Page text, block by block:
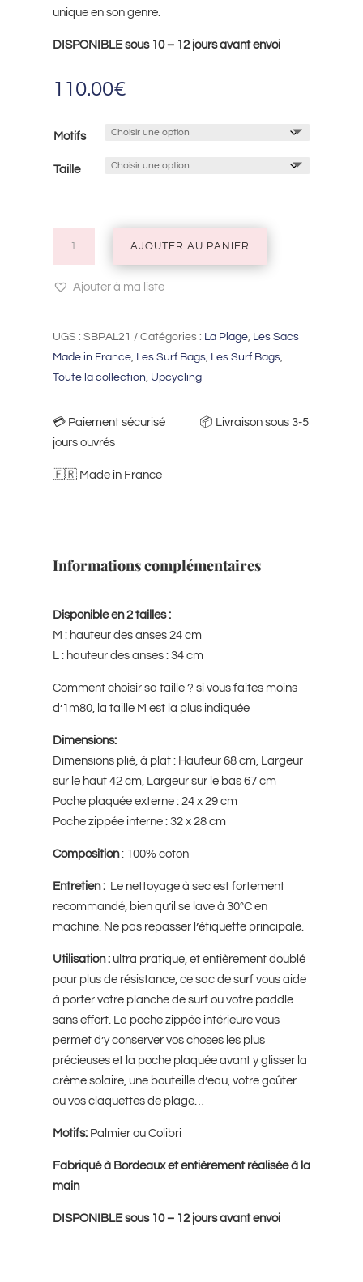
unique en son genre.
DISPONIBLE sous 10 – 12 jours avant envoi
110.00€
Motifs
Taille
sac
de
surf
AJOUTER AU PANIER
Ajouter à ma liste
UGS : SBPAL21 Catégories : La Plage, Les Sacs
Made in France, Les Surf Bags, Les Surf Bags,
Toute la collection, Upcycling
💳​ Paiement sécurisé 📦​ Livraison sous 3-5
jours ouvrés
🇫🇷 Made in France
Informations complémentaires
Disponible en 2 tailles :
M : hauteur des anses 24 cm
L : hauteur des anses : 34 cm
Comment choisir sa taille ? si vous faites moins
d’1m80, la taille M est la plus indiquée
Dimensions:
Dimensions plié, à plat : Hauteur 68 cm, Largeur
sur le haut 42 cm, Largeur sur le bas 67 cm
Poche plaquée externe : 24 x 29 cm
Poche zippée interne : 32 x 28 cm
Composition: 100% coton
Entretien : Le nettoyage à sec est fortement
recommandé, bien qu’il se lave à 30°C en
machine. Ne pas repasser l’étiquette principale.
Utilisation :ultra pratique, et entièrement doublé
pour plus de résistance, ce sac de surf vous aide
à porter votre planche de surf ou votre paddle
sans effort. La poche zippée intérieure vous
permet d’y conserver vos choses les plus
précieuses et la poche plaquée avant y glisser la
crème solaire, une bouteille d’eau, votre goûter
ou vos claquettes de plage…
Motifs:Palmier ou Colibri
Fabriqué à Bordeaux et entièrement réalisée à la
main
DISPONIBLE sous 10 – 12 jours avant envoi